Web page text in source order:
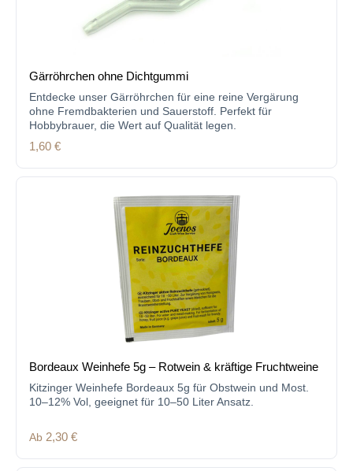
Gärröhrchen ohne Dichtgummi
Entdecke unser Gärröhrchen für eine reine Vergärung
ohne Fremdbakterien und Sauerstoff. Perfekt für
Hobbybrauer, die Wert auf Qualität legen.
Regulärer Preis:
1,60 €
Bordeaux Weinhefe 5g – Rotwein & kräftige Fruchtweine
Kitzinger Weinhefe Bordeaux 5g für Obstwein und Most.
10–12% Vol, geeignet für 10–50 Liter Ansatz.
Regulärer Preis:
Ab 2,30 €